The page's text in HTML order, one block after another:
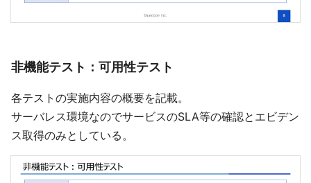
非機能テスト：可用性テスト
各テストの実施内容の概要を記載。
サーバレス環境なのでサービスのSLA等の確認とエビデン
ス取得のみとしている。